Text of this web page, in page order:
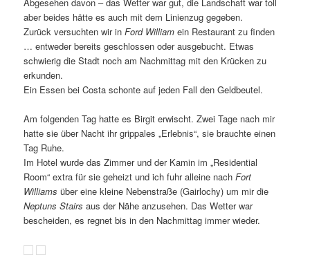
aber beides hätte es auch mit dem Linienzug gegeben.
Zurück versuchten wir inFord William ein Restaurant zu finden
… entweder bereits geschlossen oder ausgebucht. Etwas
schwierig die Stadt noch am Nachmittag mit den Krücken zu
erkunden.
Ein Essen bei Costa schonte auf jeden Fall den Geldbeutel.
Am folgenden Tag hatte es Birgit erwischt. Zwei Tage nach mir
hatte sie über Nacht ihr grippales „Erlebnis“, sie brauchte einen
Tag Ruhe.
Im Hotel wurde das Zimmer und der Kamin im „Residential
Room“ extra für sie geheizt und ich fuhr alleine nachFort
Williams über eine kleine Nebenstraße (Gairlochy) um mir die
Neptuns Stairs aus der Nähe anzusehen. Das Wetter war
bescheiden, es regnet bis in den Nachmittag immer wieder.